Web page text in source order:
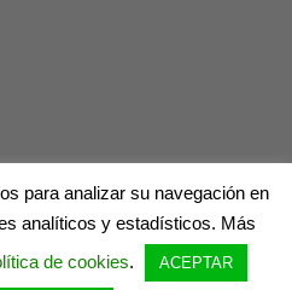
Política de cookies
para analizar su navegación en
analíticos y estadísticos. Más
de cookies. ACEPTAR